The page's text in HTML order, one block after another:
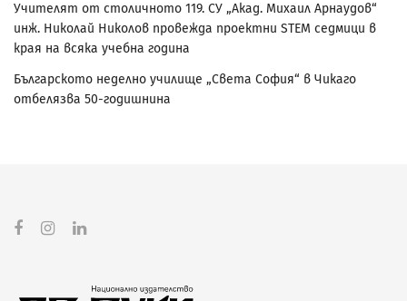
Учителят от столичното 119. СУ „Акад. Михаил Арнаудов“
инж. Николай Николов провежда проектни STEM седмици в
края на всяка учебна година
Българското неделно училище „Света София“ в Чикаго
отбелязва 50-годишнина